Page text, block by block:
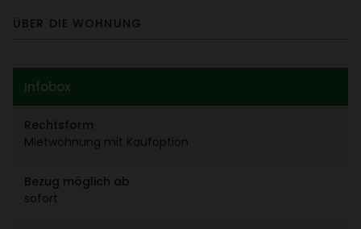
ÜBER DIE WOHNUNG
Infobox
Rechts­form
Miet­woh­nung mit Kauf­op­tion
Bezug möglich ab
sofort